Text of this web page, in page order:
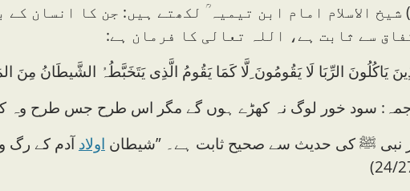
(9) شیخ الاسلام امام ابن تیمیہ ؒ لکھتے ہیں: جن کا انسان
سے ثابت ہے، اللہ تعالی کا فرمان ہے:
یَاکُلُونَ الرِّبَا لَا یَقُومُونَ ِلَّا کَمَا یَقُومُ الَّذِی یَتَخَبَّطُہُ الشَّیطَانُ مِنَ
سود خور لوگ نہ کھڑے ہوں گے مگر اس طرح جس طرح وہ
نبی ﷺ کی حدیث سے صحیح ثابت ہے۔ ”شیطان اولاد آدم کے رگ
24/